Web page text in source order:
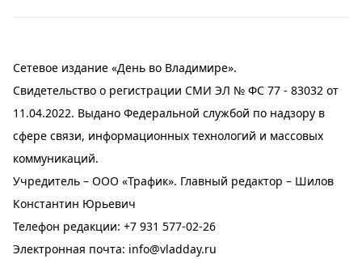
Сетевое издание «День во Владимире».
Свидетельство о регистрации СМИ ЭЛ № ФС 77 - 83032 от
11.04.2022. Выдано Федеральной службой по надзору в
сфере связи, информационных технологий и массовых
коммуникаций.
Учредитель – ООО «Трафик». Главный редактор – Шилов
Константин Юрьевич
Телефон редакции: +7 931 577-02-26
Электронная почта: info@vladday.ru